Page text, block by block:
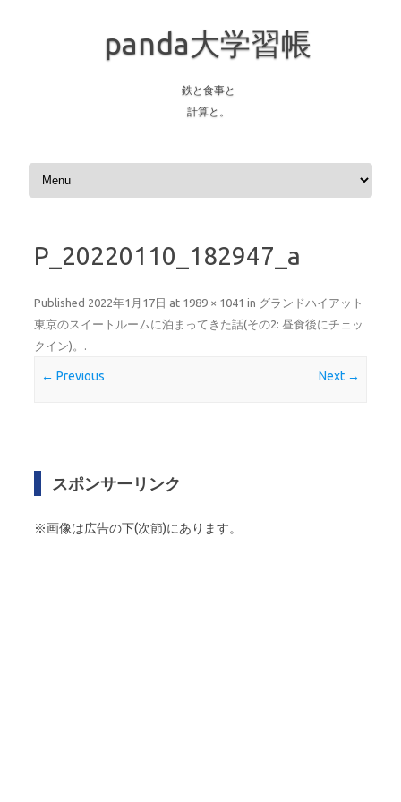
panda大学習帳
鉄と食事と
計算と。
Skip to content
P_20220110_182947_a
Published 2022年1月17日 at 1989 × 1041 in グランドハイアット
東京のスイートルームに泊まってきた話(その2: 昼食後にチェッ
クイン)。 .
← Previous Next →
スポンサーリンク
※画像は広告の下(次節)にあります。